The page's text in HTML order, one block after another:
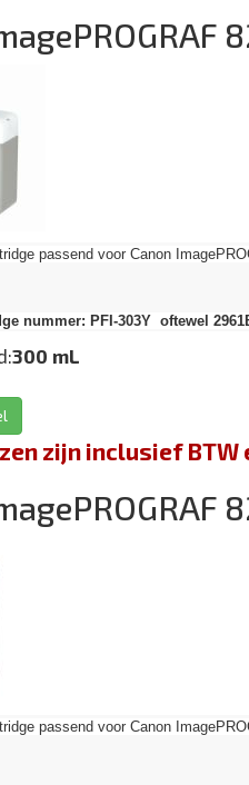
passend voor Canon
nummer: PFI-303Y oftewel
300 mL
zijn inclusief
passend voor Canon